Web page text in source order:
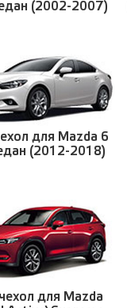
(2002-2007)
для Mazda 6
(2012-2018)
для Mazda